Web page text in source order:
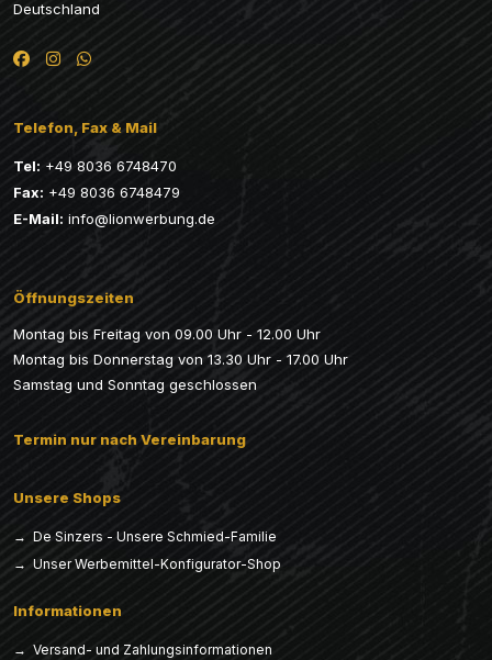
Deutschland
Telefon, Fax & Mail
Tel: +49 8036 6748470
Fax: +49 8036 6748479
E-Mail: info@lionwerbung.de
Öffnungszeiten
Montag bis Freitag von 09.00 Uhr - 12.00 Uhr
Montag bis Donnerstag von 13.30 Uhr - 17.00 Uhr
Samstag und Sonntag geschlossen
Termin nur nach Vereinbarung
Unsere Shops
→ De Sinzers - Unsere Schmied-Familie
→ Unser Werbemittel-Konfigurator-Shop
Informationen
→ Versand- und Zahlungsinformationen